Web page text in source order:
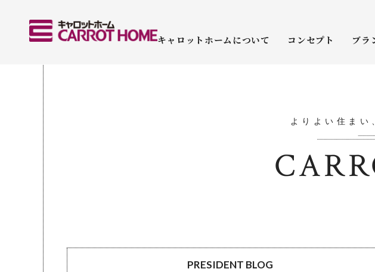
キャロットホームについて コンセプト ブラ
よりよい住まい
PRESIDENT BLOG